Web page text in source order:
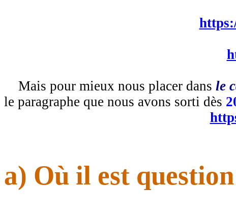
Mais pour mieux nous placer dans le
le paragraphe que nous avons sorti dès
a) Où il est